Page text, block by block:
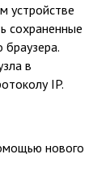
устройстве
сохраненные
в
IP.
нового